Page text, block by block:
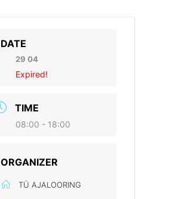
DATE
29 04
Expired!
TIME
08:00 - 18:00
ORGANIZER
TÜ AJALOORING